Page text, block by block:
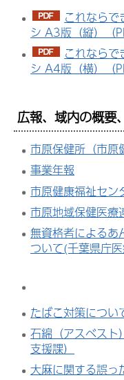
これなら
シ A3版（縦）（
これなら
シ A4版（横）（
広報、域内の概要
市原保健所（市原
事業年報
市原健康福祉セン
市原地域保健医療
無資格者によるあ
ついて(千葉県庁医
たばこ対策につい
石綿（アスベスト
支援課）
大麻に関する誤っ